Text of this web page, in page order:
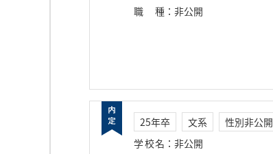
職種 ： 非公開
25年卒 文系
性別非公開
学校名 ： 非公開